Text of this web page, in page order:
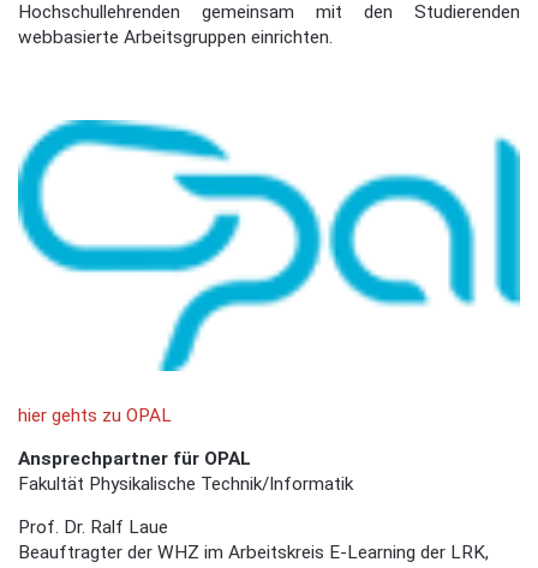
Hochschullehrenden gemeinsam mit den Studierenden
webbasierte Arbeitsgruppen einrichten.
hier gehts zu OPAL
Ansprechpartner für OPAL
Fakultät Physikalische Technik/Informatik
Prof. Dr. Ralf Laue
Beauftragter der WHZ im Arbeitskreis E-Learning der LRK,